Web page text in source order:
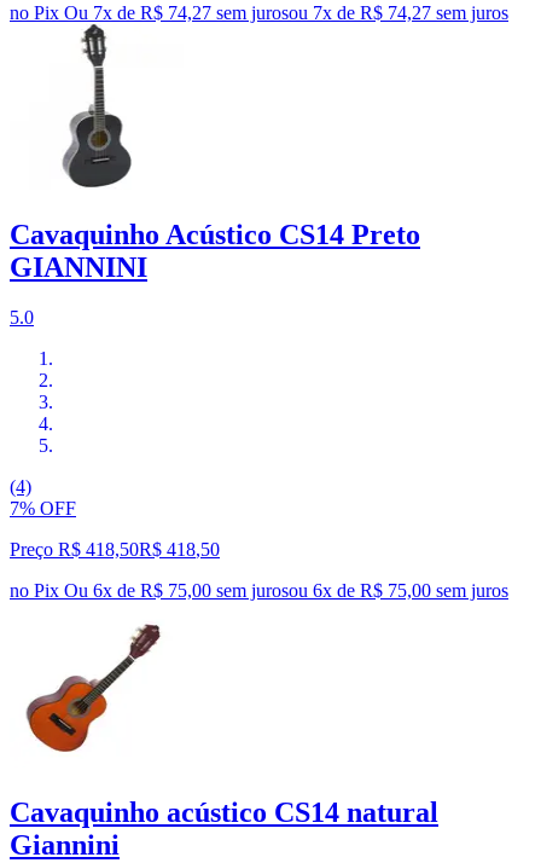
no Pix Ou 7x de R$ 74,27 sem jurosou 7x de R$ 74,27 sem juros
Cavaquinho Acústico CS14 Preto
GIANNINI
5.0
(4)
7% OFF
Preço R$ 418,50R$ 418,50
no Pix Ou 6x de R$ 75,00 sem jurosou 6x de R$ 75,00 sem juros
Cavaquinho acústico CS14 natural
Giannini